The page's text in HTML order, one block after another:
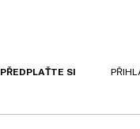
PŘEDPLAŤTE SI